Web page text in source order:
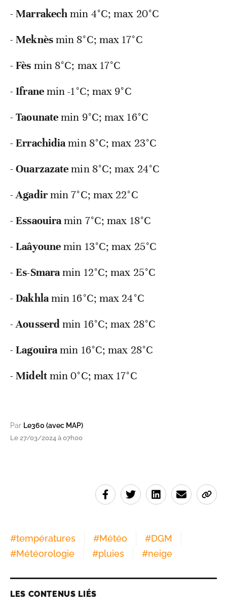
-Marrakechmin 4°C; max 20°C
-Meknèsmin 8°C; max 17°C
-Fès min8°C; max 17°C
-Ifranemin-1°C; max 9°C
-Taounatemin 9°C; max 16°C
-Errachidiamin 8°C; max 23°C
-Ouarzazatemin 8°C; max 24°C
-Agadirmin 7°C; max 22°C
-Essaouiramin 7°C; max 18°C
-Laâyounemin 13°C; max 25°C
-Es-Smaramin 12°C; max 25°C
-Dakhlamin 16°C; max 24°C
-Aousserdmin 16°C; max 28°C
-Lagouiramin 16°C; max 28°C
-Mideltmin 0°C; max 17°C
Par Le360 (avec MAP)
Le 27/03/2024 à 07h00
#températures #Météo #DGM
#Météorologie #pluies #neige
LES CONTENUS LIÉS